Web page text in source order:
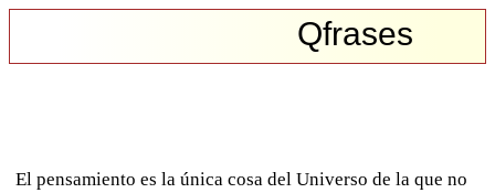
Qfrases
El pensamiento es la única cosa del Universo de la que no